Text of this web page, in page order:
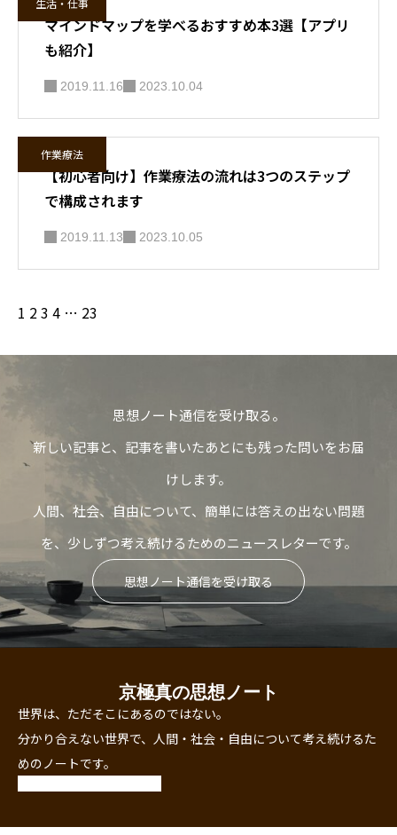
生活・仕事
マインドマップを学べるおすすめ本3選【アプリ
も紹介】
2019.11.16 2023.10.04
作業療法
【初心者向け】作業療法の流れは3つのステップ
で構成されます
2019.11.13 2023.10.05
1 23 4 … 23
思想ノート通信を受け取る。
新しい記事と、記事を書いたあとにも残った問いをお届
けします。
人間、社会、自由について、簡単には答えの出ない問題
を、少しずつ考え続けるためのニュースレターです。
思想ノート通信を受け取る
京極真の思想ノート
世界は、ただそこにあるのではない。
分かり合えない世界で、人間・社会・自由について考え続けるた
めのノートです。